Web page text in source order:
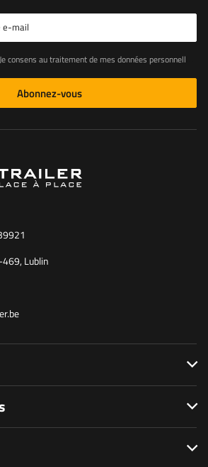
e-mail
personnelles contenues dans le formulaire de contact conformément au règlement du Parlement européen et du Conseil (UE)
Abonnez-vous
469, Lublin